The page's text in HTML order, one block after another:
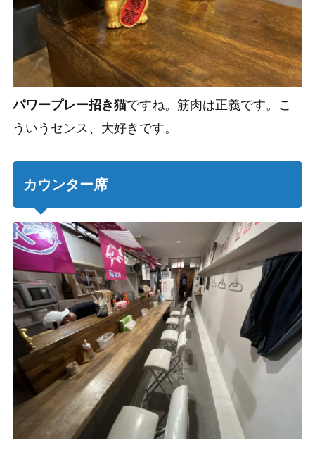
パワープレー招き猫ですね。筋肉は正義です。こ
ういうセンス、大好きです。
カウンター席